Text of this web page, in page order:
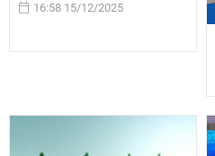
16:58 15/12/2025